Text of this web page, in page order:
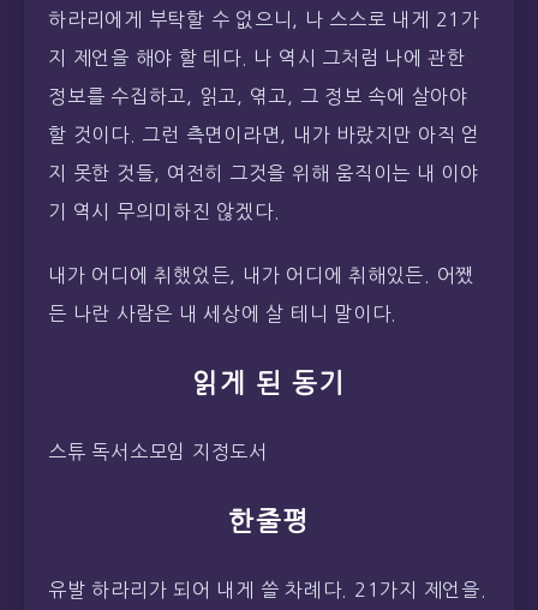
하라리에게 부탁할 수 없으니, 나 스스로 내게 21가
지 제언을 해야 할 테다. 나 역시 그처럼 나에 관한
정보를 수집하고, 읽고, 엮고, 그 정보 속에 살아야
할 것이다. 그런 측면이라면, 내가 바랐지만 아직 얻
지 못한 것들, 여전히 그것을 위해 움직이는 내 이야
기 역시 무의미하진 않겠다.
내가 어디에 취했었든, 내가 어디에 취해있든. 어쨌
든 나란 사람은 내 세상에 살 테니 말이다.
읽게 된 동기
스튜 독서소모임 지정도서
한줄평
유발 하라리가 되어 내게 쓸 차례다. 21가지 제언을.